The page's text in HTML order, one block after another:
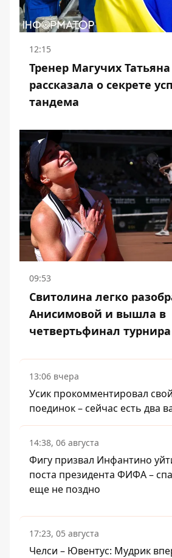
12:15
Тренер Магучих
рассказала о секрете
тандема
09:53
Свитолина легко
Анисимовой и вышла в
четвертьфинал
13:06 вчера
Усик прокомментировал
поединок – сейчас есть два
14:38, 06 августа
Фигу призвал Инфантино
поста президента ФИФА –
еще не поздно
17:23, 05 августа
Челси – Ювентус: Мудрик